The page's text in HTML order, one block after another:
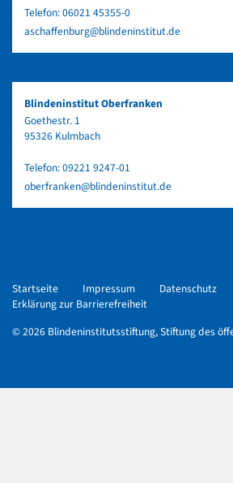
Telefon:06021 45355-0
aschaffenburg@blindeninstitut.de
Blindeninstitut Oberfranken
Goethestr. 1
95326 Kulmbach
Telefon:09221 9247-01
oberfranken@blindeninstitut.de
Startseite Impressum
Datenschutz
Erklärung zur Barrierefreiheit
© 2026 Blindeninstitutsstiftung, Stiftung des